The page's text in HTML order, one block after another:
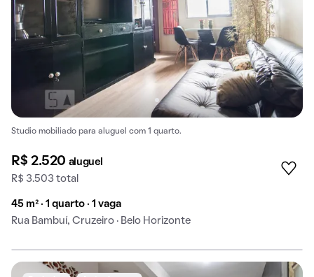
Studio mobiliado para aluguel com 1 quarto.
R$ 2.520 aluguel
R$ 3.503 total
45 m² · 1 quarto · 1 vaga
Rua Bambuí, Cruzeiro · Belo Horizonte